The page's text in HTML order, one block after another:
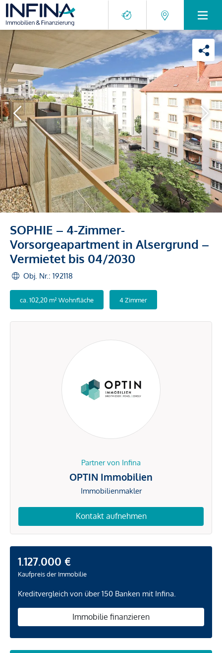
SOPHIE – 4-Zimmer-
Vorsorgeapartment in Alsergrund –
Vermietet bis 04/2030
Obj. Nr.: 192118
ca. 102,20 m² Wohnfläche 4 Zimmer
Partner von Infina
OPTIN Immobilien
Immobilienmakler
Kontakt aufnehmen
1.127.000 €
Kaufpreis der Immobilie
Kreditvergleich von über 150 Banken mit Infina.
Immobilie finanzieren